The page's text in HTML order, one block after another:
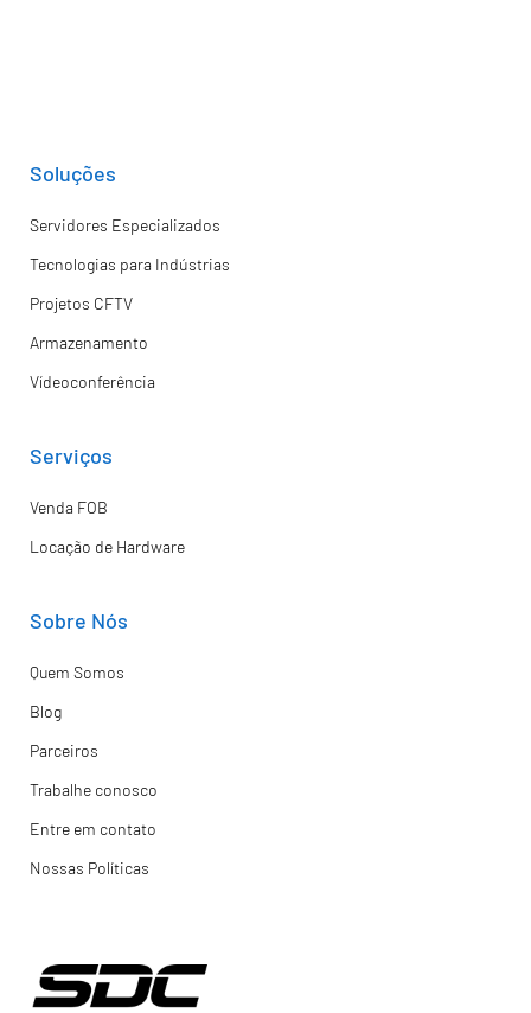
Soluções
Servidores Especializados
Tecnologias para Indústrias
Projetos CFTV
Armazenamento
Vídeoconferência
Serviços
Venda FOB
Locação de Hardware
Sobre Nós
Quem Somos
Blog
Parceiros
Trabalhe conosco
Entre em contato
Nossas Políticas